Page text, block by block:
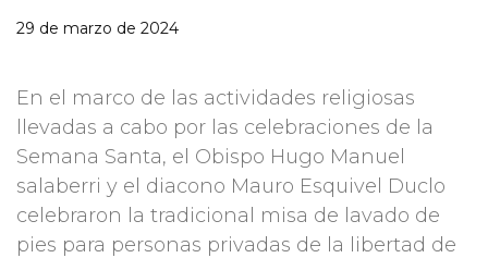
29 de marzo de 2024
En el marco de las actividades religiosas
llevadas a cabo por las celebraciones de la
Semana Santa, el Obispo Hugo Manuel
salaberri y el diacono Mauro Esquivel Duclo
celebraron la tradicional misa de lavado de
pies para personas privadas de la libertad de